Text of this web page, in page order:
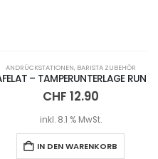
BARISTA ZUBEHÖR
RUND